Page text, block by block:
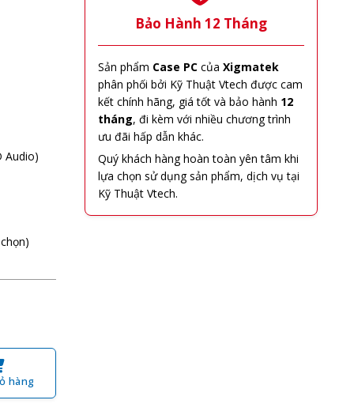
Audio)
hàng
Bảo Hành 12 Tháng
Sản phẩm Case PC củaXigmatek
phân phối bởi Kỹ Thuật Vtech được cam
kết chính hãng, giá tốt và bảo hành 12
tháng, đi kèm với nhiều chương trình
ưu đãi hấp dẫn khác.
Quý khách hàng hoàn toàn yên tâm khi
lựa chọn sử dụng sản phẩm, dịch vụ tại
Kỹ Thuật Vtech.